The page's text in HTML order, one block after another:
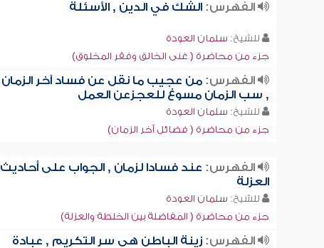
الفهرس:الشك في الدين , الأسئلة
للشيخ: سلمان العودة
جزء من محاضرة ( غنى الخالق وفقر المخلوق)
الفهرس:من عجيب ما نقل عن فساد آخر الزمان
, سب الزمان مسوغ للعجزعن العمل
للشيخ: سلمان العودة
جزء من محاضرة ( فضائل آخر الزمان)
الفهرس: عند فسادا لزمان , الجواب على أحاديث
العزلة
للشيخ: سلمان العودة
جزء من محاضرة ( المفاضلة بين الخلطة والعزلة)
الفهرس:زينة الباطن هي سر التكريم , عبادة